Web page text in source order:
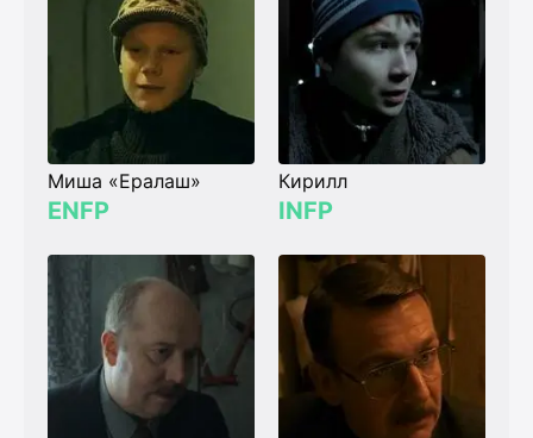
Миша «Ералаш»
ENFP
Кирилл
INFP